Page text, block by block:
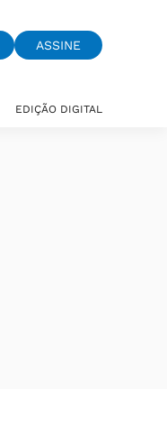
ASSINE
EDIÇÃO DIGITAL